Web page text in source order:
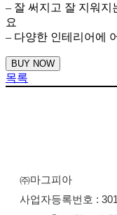
– 잘 써지고 잘 지워지
요
– 다양한 인테리어에
BUY NOW
목록
㈜마그피아
사업자등록번호 :